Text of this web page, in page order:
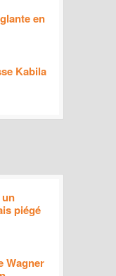
en
Kabila
piégé
Wagner